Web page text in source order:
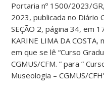
Portaria nº 1500/2023/
2023, publicada no Diário
SEÇÃO 2, página 34, em
KARINE LIMA DA
em que se lê “Curso
CGMUS/CFM. ” para ”
Museologia – CGMUS/